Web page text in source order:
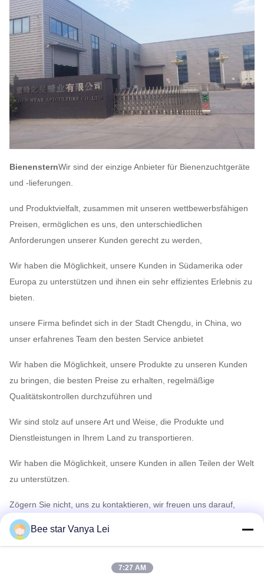
BienensternWir sind der einzige Anbieter für Bienenzuchtgeräte
und -lieferungen.
und Produktvielfalt, zusammen mit unseren wettbewerbsfähigen
Preisen, ermöglichen es uns, den unterschiedlichen
Anforderungen unserer Kunden gerecht zu werden,
Wir haben die Möglichkeit, unsere Kunden in Südamerika oder
Europa zu unterstützen und ihnen ein sehr effizientes Erlebnis zu
bieten.
unsere Firma befindet sich in der Stadt Chengdu, in China, wo
unser erfahrenes Team den besten Service anbietet
Wir haben die Möglichkeit, unsere Produkte zu unseren Kunden
zu bringen, die besten Preise zu erhalten, regelmäßige
Qualitätskontrollen durchzuführen und
Wir sind stolz auf unsere Art und Weise, die Produkte und
Dienstleistungen in Ihrem Land zu transportieren.
Wir haben die Möglichkeit, unsere Kunden in allen Teilen der Welt
zu unterstützen.
Zögern Sie nicht, uns zu kontaktieren, wir freuen uns darauf,
Ihnen zu helfen!
Ausstellung
Bee star Vanya Lei
7:27 AM